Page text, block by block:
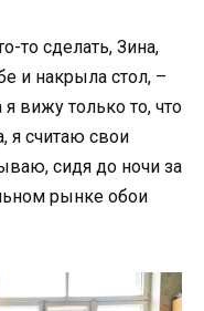
то сделать, Зина,
и накрыла стол, –
вижу только то, что
я считаю свои
сидя до ночи за
рынке обои